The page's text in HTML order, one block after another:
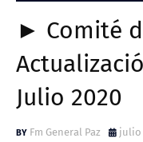
► Comité
Julio 2020
Fm General Paz julio